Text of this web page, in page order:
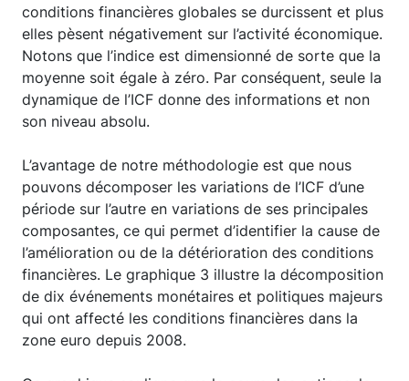
conditions financières globales se durcissent et plus
elles pèsent négativement sur l’activité économique.
Notons que l’indice est dimensionné de sorte que la
moyenne soit égale à zéro. Par conséquent, seule la
dynamique de l’ICF donne des informations et non
son niveau absolu.
L’avantage de notre méthodologie est que nous
pouvons décomposer les variations de l’ICF d’une
période sur l’autre en variations de ses principales
composantes, ce qui permet d’identifier la cause de
l’amélioration ou de la détérioration des conditions
financières. Le graphique 3 illustre la décomposition
de dix événements monétaires et politiques majeurs
qui ont affecté les conditions financières dans la
zone euro depuis 2008.